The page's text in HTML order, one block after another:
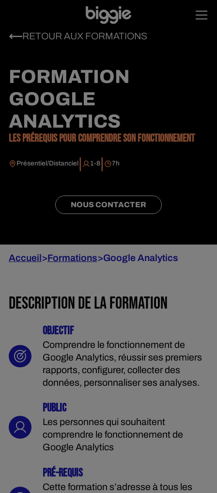
RETOUR AUX FORMATIONS
FORMATION
GOOGLE
ANALYTICS
LES PRÉREQUIS POUR COMPRENDRE SON FONCTIONNEMENT
Présentiel/Distanciel | 1-8 | 7 h
NOUS CONTACTER
Accueil >Formations>Google Analytics
DESCRIPTION DE LA FORMATION
OBJECTIF
Comprendre le fonctionnement de
Google Analytics, réussir ses premiers
rapports, configurer, collecter des
données, personnaliser ses analyses.
PUBLIC
Les personnes qui souhaitent
comprendre le fonctionnement de
Google Analytics
PRÉ-REQUIS
Cette formation s’adresse à tous les